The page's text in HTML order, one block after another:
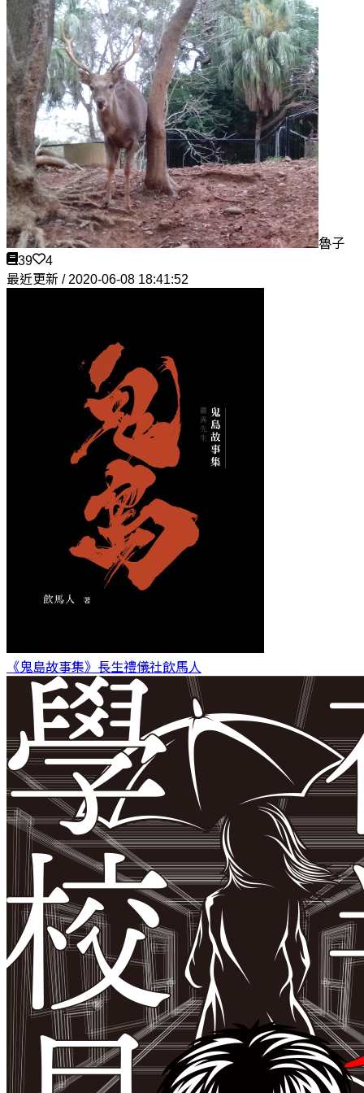
魯子
39
4
最近更新 / 2020-06-08 18:41:52
《鬼島故事集》長生禮儀社飲馬人